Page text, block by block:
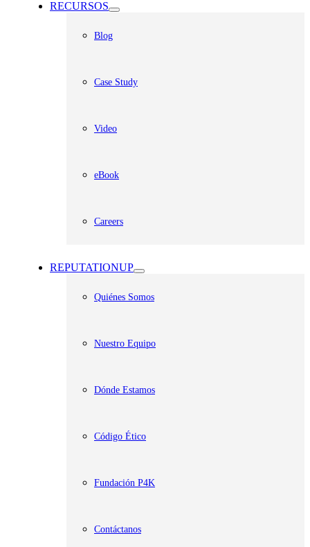
RECURSOS
Blog
Case Study
Video
eBook
Careers
REPUTATIONUP
Quiénes Somos
Nuestro Equipo
Dónde Estamos
Código Ético
Fundación P4K
Contáctanos